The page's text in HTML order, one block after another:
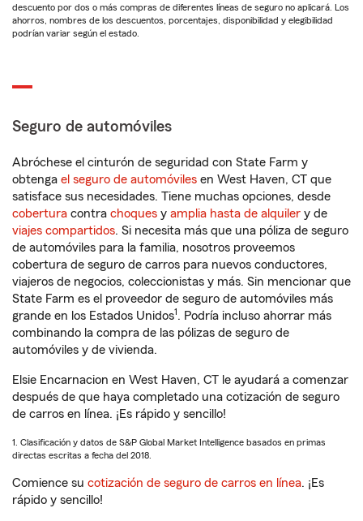
descuento por dos o más compras de diferentes líneas de seguro no aplicará. Los
ahorros, nombres de los descuentos, porcentajes, disponibilidad y elegibilidad
podrían variar según el estado.
Seguro de automóviles
Abróchese el cinturón de seguridad con State Farm y
obtenga el seguro de automóviles en West Haven, CT que
satisface sus necesidades. Tiene muchas opciones, desde
cobertura contra choques y amplia hasta de alquiler y de
viajes compartidos. Si necesita más que una póliza de seguro
de automóviles para la familia, nosotros proveemos
cobertura de seguro de carros para nuevos conductores,
viajeros de negocios, coleccionistas y más. Sin mencionar que
State Farm es el proveedor de seguro de automóviles más
grande en los Estados Unidos1. Podría incluso ahorrar más
combinando la compra de las pólizas de seguro de
automóviles y de vivienda.
Elsie Encarnacion en West Haven, CT le ayudará a comenzar
después de que haya completado una cotización de seguro
de carros en línea. ¡Es rápido y sencillo!
1. Clasificación y datos de S&P Global Market Intelligence basados en primas
directas escritas a fecha del 2018.
Comience su cotización de seguro de carros en línea. ¡Es
rápido y sencillo!